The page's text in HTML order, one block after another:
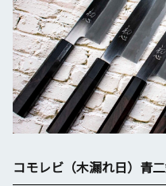
コモレビ（木漏れ日）青